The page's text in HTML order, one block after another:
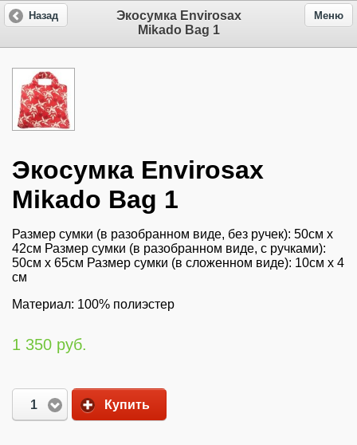
Экосумка Envirosax
Mikado Bag 1
Назад Меню
Экосумка Envirosax
Mikado Bag 1
Размер сумки (в разобранном виде, без ручек): 50см х
42см Размер сумки (в разобранном виде, с ручками):
50см х 65см Размер сумки (в сложенном виде): 10см х 4
см
Материал: 100% полиэстер
1 350 руб.
1 Купить